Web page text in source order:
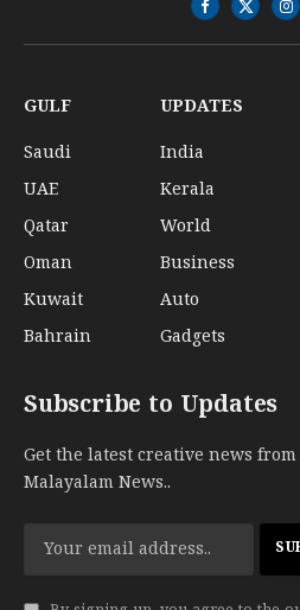
Facebook
X
GULF
Saudi
UAE
Qatar
Oman
Kuwait
Bahrain
UPDATES
India
Kerala
World
Business
Auto
Gadgets
Subscribe to Updates
Get the latest creative news from
Malayalam News..